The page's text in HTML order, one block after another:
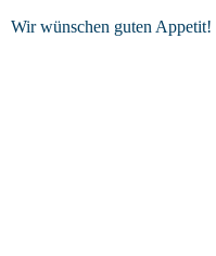
Wir wünschen guten Appetit!